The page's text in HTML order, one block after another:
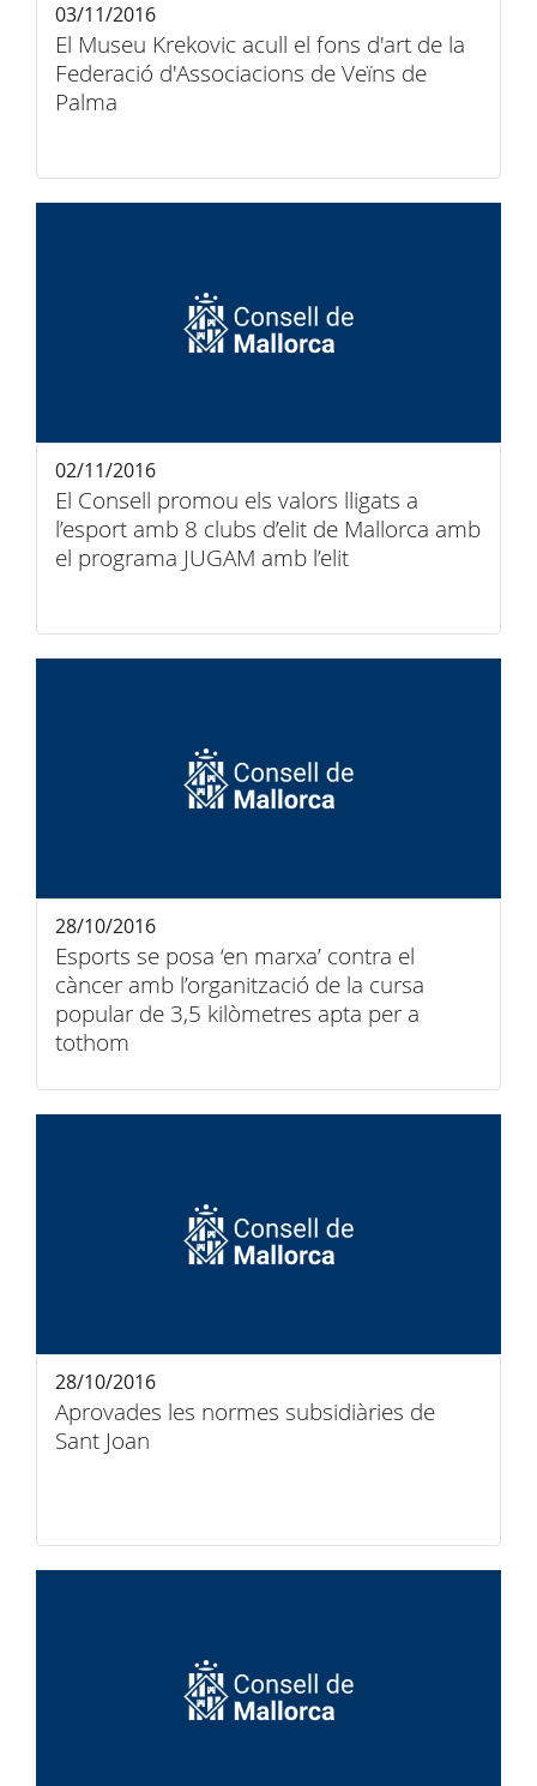
El Museu Krekovic acull el fons d'art de la
Federació d'Associacions de Veïns de
Palma
03/11/2016
El Consell promou els valors lligats a
l’esport amb 8 clubs d’elit de Mallorca amb
el programa JUGAM amb l’elit
02/11/2016
Esports se posa ‘en marxa’ contra el
càncer amb l’organització de la cursa
popular de 3,5 kilòmetres apta per a
tothom
28/10/2016
Aprovades les normes subsidiàries de
Sant Joan
28/10/2016